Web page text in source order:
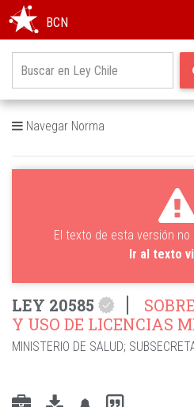
BCN
Navegar Norma
El texto de esta versión
Ir al texto
LEY 20585
Y USO DE LICENCIAS
MINISTERIO DE SALUD;